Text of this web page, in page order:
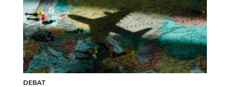
DEBAT